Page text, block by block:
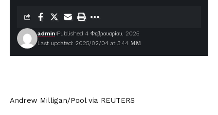
Last updated: 2025/02/04 at 3:44 ΜΜ
admin Published 4 Φεβρουαρίου, 2025
Andrew Milligan/Pool via REUTERS